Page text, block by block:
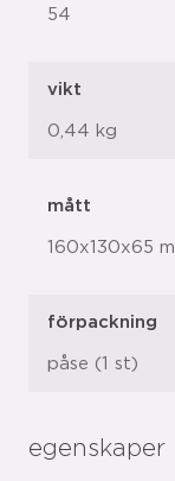
54
vikt
0,44 kg
mått
160x130x65
förpackning
påse (1 st)
egenskaper